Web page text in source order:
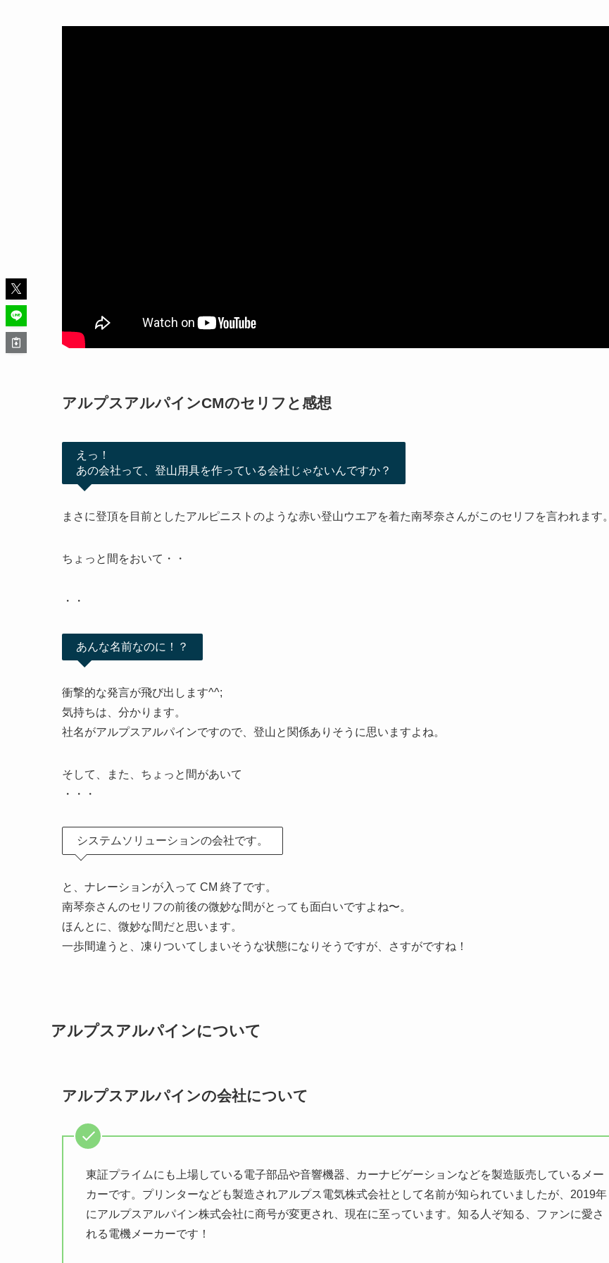
アルプスアルパインCMのセリフと感想
えっ！
あの会社って、登山用具を作っている会社じゃないんですか？
まさに登頂を目前としたアルピニストのような赤い登山ウエアを着た南琴奈さんがこのセリフを言われます。
ちょっと間をおいて・・
・・
あんな名前なのに！？
衝撃的な発言が飛び出します^^;
気持ちは、分かります。
社名がアルプスアルパインですので、登山と関係ありそうに思いますよね。
そして、また、ちょっと間があいて
・・・
システムソリューションの会社です。
と、ナレーションが入って CM 終了です。
南琴奈さんのセリフの前後の微妙な間がとっても面白いですよね〜。
ほんとに、微妙な間だと思います。
一歩間違うと、凍りついてしまいそうな状態になりそうですが、さすがですね！
アルプスアルパインについて
アルプスアルパインの会社について
東証プライムにも上場している電子部品や音響機器、カーナビゲーションなどを製造販売しているメー
カーです。プリンターなども製造されアルプス電気株式会社として名前が知られていましたが、2019年
にアルプスアルパイン株式会社に商号が変更され、現在に至っています。知る人ぞ知る、ファンに愛さ
れる電機メーカーです！